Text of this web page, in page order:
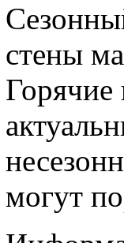
стены
Горячие
могут